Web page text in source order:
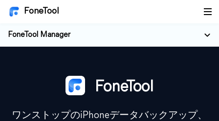
FoneTool
FoneTool Manager
FoneTool
ワンストップのiPhoneデータバックアップ、